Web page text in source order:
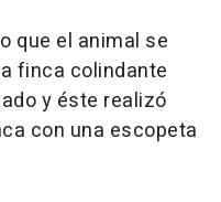
que el animal se
finca colindante
y éste realizó
con una escopeta